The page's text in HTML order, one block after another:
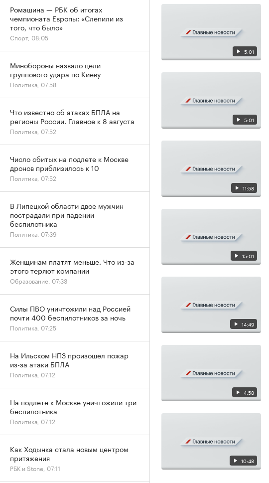
5:01
5:01
11:58
15:01
14:49
4:58
10:48
Ромашина — РБК об итогах
чемпионата Европы: «Слепили из
того, что было»
Спорт, 08:05
Минобороны назвало цели
группового удара по Киеву
Политика, 07:58
Что известно об атаках БПЛА на
регионы России. Главное к 8 августа
Политика, 07:52
Число сбитых на подлете к Москве
дронов приблизилось к 10
Политика, 07:52
В Липецкой области двое мужчин
пострадали при падении
беспилотника
Политика, 07:39
Женщинам платят меньше. Что из-за
этого теряют компании
Образование, 07:33
Силы ПВО уничтожили над Россией
почти 400 беспилотников за ночь
Политика, 07:25
На Ильском НПЗ произошел пожар
из-за атаки БПЛА
Политика, 07:12
На подлете к Москве уничтожили три
беспилотника
Политика, 07:12
Как Ходынка стала новым центром
притяжения
РБК и Stone, 07:11